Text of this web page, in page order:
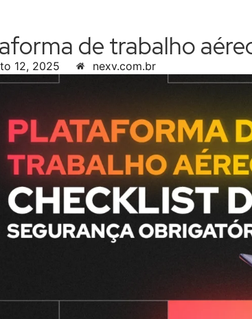
de trabalho
12, 2025 nexv.com.br